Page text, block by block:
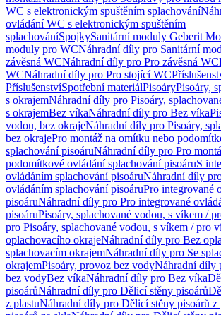
WC s elektronickým spuštěním splachování
ovládání WC s elektronickým spuštěním
splachováníSpojkySanitární moduly Geberit
moduly pro WCNáhradní díly pro Sanitární
závěsná WCNáhradní díly pro Pro závěsná WC
WCNáhradní díly pro Pro stojící WC
PříslušenstvíSpotřební materiálPisoáryPisoáry,
s okrajemNáhradní díly pro Pisoáry,
s okrajemBez víkaNáhradní díly pro Bez víka
vodou, bez okrajeNáhradní díly pro Pisoáry,
bez okrajePro montáž na omítku nebo
splachování pisoáruNáhradní díly pro Pro
podomítkové ovládání splachování pisoáruS
ovládáním splachování pisoáruNáhradní díly
ovládáním splachování pisoáruPro integrované
pisoáruNáhradní díly pro Pro integrované
pisoáruPisoáry, splachované vodou, s víkem /
pro Pisoáry, splachované vodou, s víkem / pro
oplachovacího okrajeNáhradní díly pro Bez
splachovacím okrajemNáhradní díly pro Se
okrajemPisoáry, provoz bez vodyNáhradní díly
bez vodyBez víkaNáhradní díly pro Bez víka
pisoárůNáhradní díly pro Dělicí stěny pisoárů
z plastuNáhradní díly pro Dělicí stěny pisoárů z